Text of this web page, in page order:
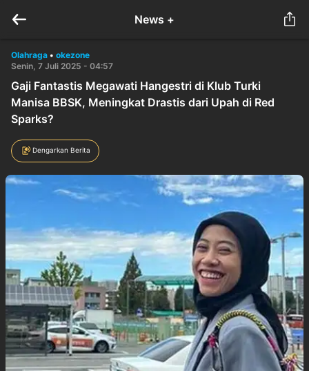
News +
Olahraga • okezone
Senin, 7 Juli 2025 - 04:57
Gaji Fantastis Megawati Hangestri di Klub Turki
Manisa BBSK, Meningkat Drastis dari Upah di Red
Sparks?
Dengarkan Berita